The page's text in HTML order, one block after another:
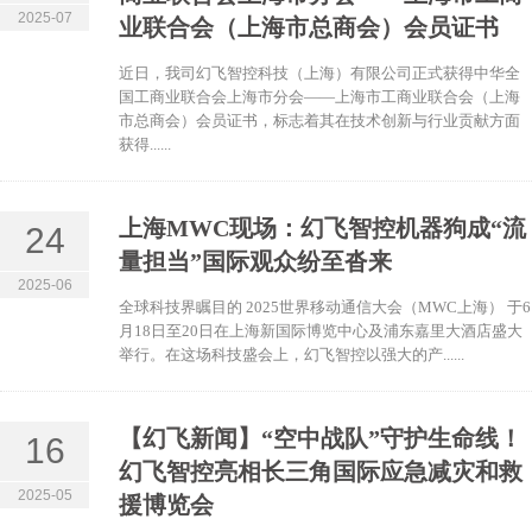
2025-07
业联合会（上海市总商会）会员证书
近日，我司幻飞智控科技（上海）有限公司正式获得中华全
国工商业联合会上海市分会——上海市工商业联合会（上海
市总商会）会员证书，标志着其在技术创新与行业贡献方面
获得......
24
2025-06
上海MWC现场：幻飞智控机器狗成“流
量担当”国际观众纷至沓来
全球科技界瞩目的 2025世界移动通信大会（MWC上海） 于6
月18日至20日在上海新国际博览中心及浦东嘉里大酒店盛大
举行。在这场科技盛会上，幻飞智控以强大的产......
16
2025-05
【幻飞新闻】“空中战队”守护生命线！
幻飞智控亮相长三角国际应急减灾和救
援博览会